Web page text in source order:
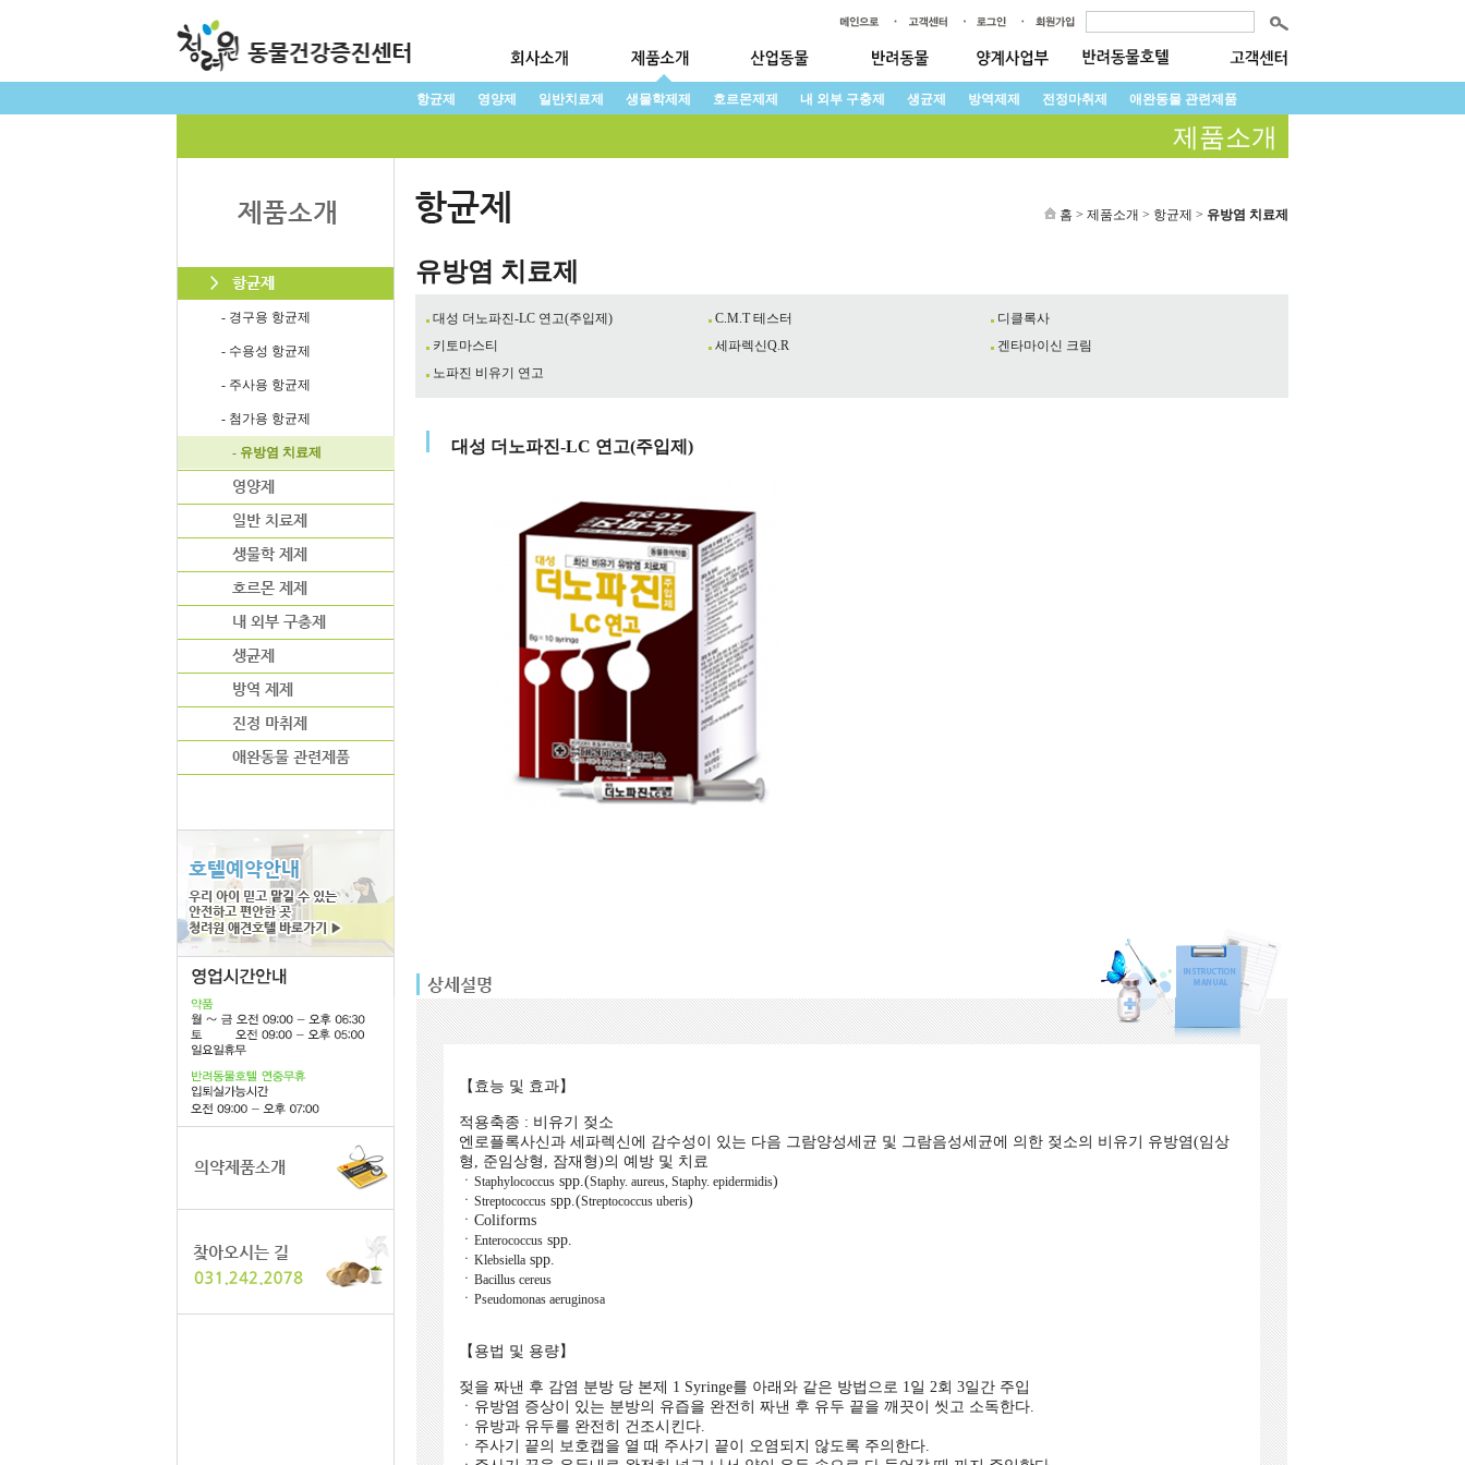
항균제 영양제 일반치료제 생물학제제 호르몬제제 내 외부 구충제 생균제 방역제제 전정마취제 애완동물 관련제품
제품소개
- 경구용 항균제
- 수용성 항균제
- 주사용 항균제
- 첨가용 항균제
- 유방염 치료제
홈 > 제품소개 > 항균제 > 유방염 치료제
유방염 치료제
대성 더노파진-LC 연고(주입제) C.M.T 테스터
디클록사
키토마스티
세파렉신Q.R
겐타마이신 크림
노파진 비유기 연고
대성 더노파진-LC 연고(주입제)
【효능 및 효과】
적용축종 : 비유기 젖소
엔로플록사신과 세파렉신에 감수성이 있는 다음 그람양성세균 및 그람음성세균에 의한 젖소의 비유기 유방염(임상
형, 준임상형, 잠재형)의 예방 및 치료
ㆍ Staphylococcus spp.(Staphy. aureus, Staphy. epidermidis)
ㆍ Streptococcus spp.(Streptococcus uberis)
ㆍColiforms
ㆍ Enterococcus spp.
ㆍ Klebsiella spp.
ㆍ Bacillus cereus
ㆍ Pseudomonas aeruginosa
【용법 및 용량】
젖을 짜낸 후 감염 분방 당 본제 1 Syringe를 아래와 같은 방법으로 1일 2회 3일간 주입
ㆍ유방염 증상이 있는 분방의 유즙을 완전히 짜낸 후 유두 끝을 깨끗이 씻고 소독한다.
ㆍ유방과 유두를 완전히 건조시킨다.
ㆍ주사기 끝의 보호캡을 열 때 주사기 끝이 오염되지 않도록 주의한다.